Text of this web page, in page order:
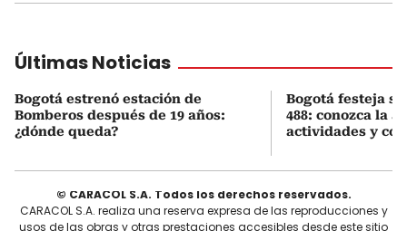
Últimas Noticias
Bogotá estrenó estación de
Bomberos después de 19 años:
¿dónde queda?
Bogotá festeja
488: conozca la
actividades y
© CARACOL S.A. Todos los derechos reservados.
CARACOL S.A. realiza una reserva expresa de las reproducciones y
usos de las obras y otras prestaciones accesibles desde este sitio